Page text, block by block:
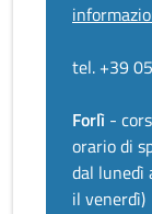
tel. +39
Forlì -
orario di
dal lunedì
il venerdì)